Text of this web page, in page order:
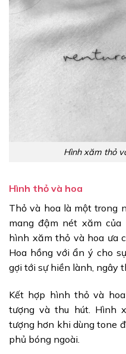
Hình xăm thỏ
Hình thỏ và hoa
Thỏ và hoa là một trong
mang đậm nét xăm
hình xăm thỏ và hoa ưa
Hoa hồng với ẩn ý cho
gợi tới sự hiền lành, ngây
Kết hợp hình thỏ và
tượng và thu hút. Hình
tượng hơn khi dùng tone
phủ bóng ngoài.